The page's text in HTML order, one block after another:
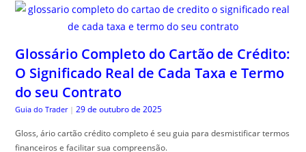
Glossário Completo do Cartão de Crédito:
O Significado Real de Cada Taxa e Termo
do seu Contrato
Guia do Trader | 29 de outubro de 2025
Gloss, ário cartão crédito completo é seu guia para desmistificar termos
financeiros e facilitar sua compreensão.